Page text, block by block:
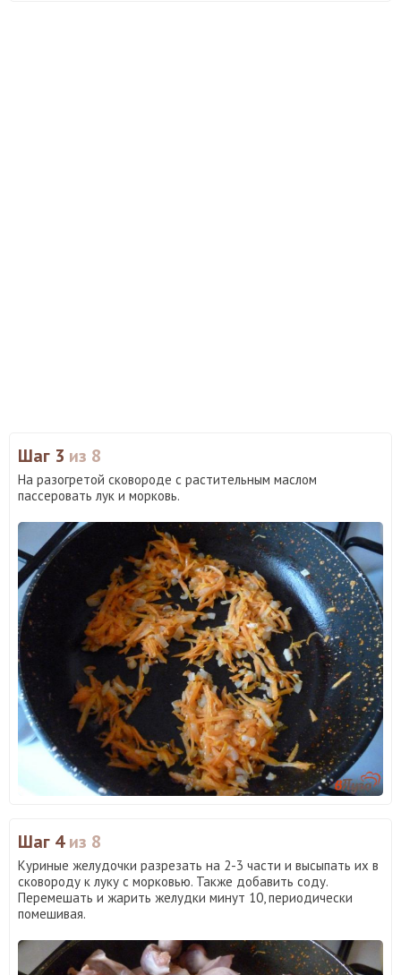
Шаг 3 из 8
На разогретой сковороде с растительным маслом
пассеровать лук и морковь.
Шаг 4из 8
Куриные желудочки разрезать на 2-3 части и высыпать их в
сковороду к луку с морковью. Также добавить соду.
Перемешать и жарить желудки минут 10, периодически
помешивая.